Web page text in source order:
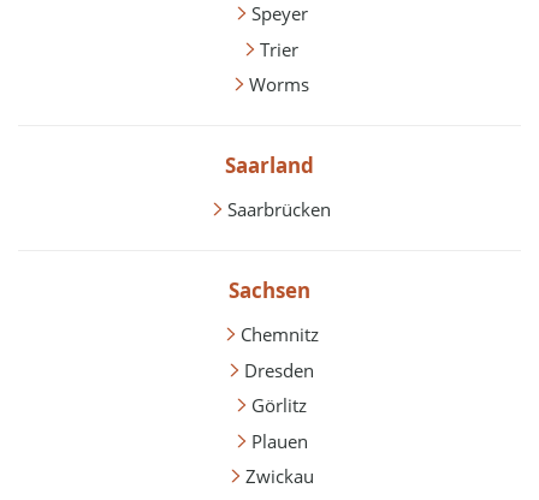
Speyer
Trier
Worms
Saarland
Saarbrücken
Sachsen
Chemnitz
Dresden
Görlitz
Plauen
Zwickau